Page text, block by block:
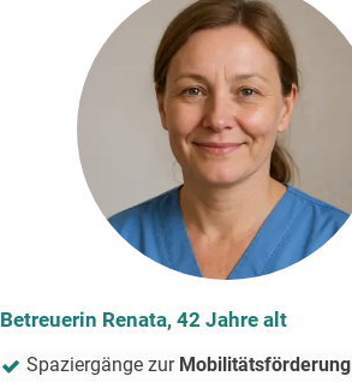
Betreuerin Renata, 42 Jahre alt
Spaziergänge zur Mobilitätsförderung